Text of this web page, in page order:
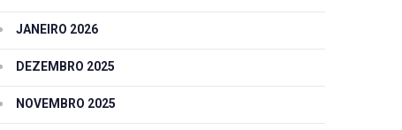
JANEIRO 2026
DEZEMBRO 2025
NOVEMBRO 2025